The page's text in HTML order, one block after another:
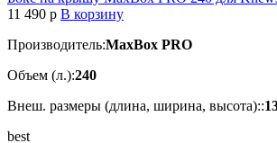
11 490 p В корзину
Производитель:MaxBox PRO
Объем (л.):240
Внеш. размеры (длина, ширина, высота)::
best